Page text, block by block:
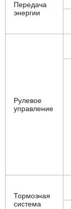
Передача
энергии
Рулевое
управление
Тормозная
система